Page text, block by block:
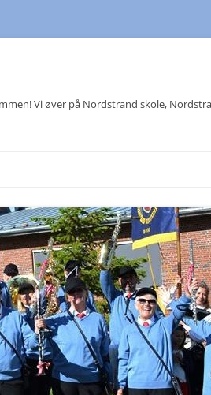
Vi øver på Nordstrand skole,